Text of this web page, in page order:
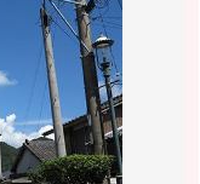
の場です。節度
観には予約が必要
行なわれている際